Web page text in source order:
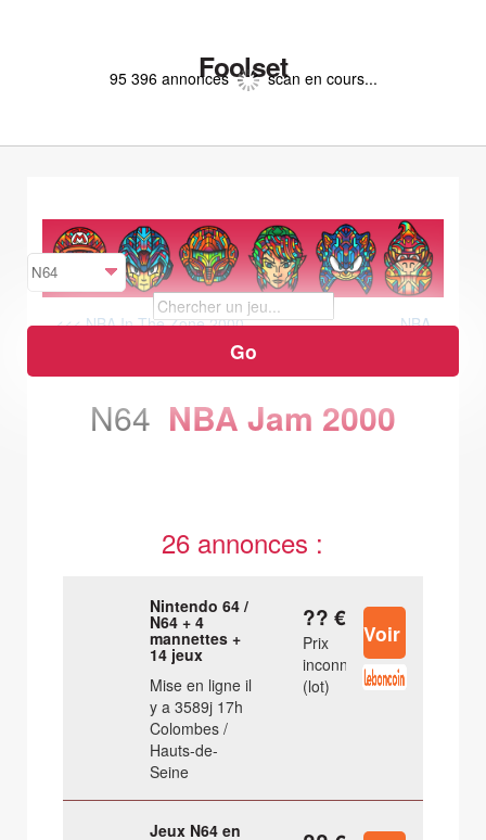
Foolset
95 396 annonces scan en cours...
<<< NBA In The Zone 2000
NBA
Jam 99 >>>
N64 NBA Jam 2000
26 annonces :
Nintendo 64 /
N64 + 4
mannettes +
14 jeux
Mise en ligne il
y a 3589j 17h
Colombes /
Hauts-de-
Seine
?? €
Prix
inconnu
(lot)
Jeux N64 en